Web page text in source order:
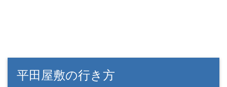
平田屋敷の行き方